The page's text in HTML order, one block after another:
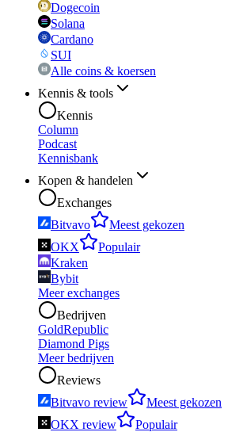
Dogecoin
Solana
Cardano
SUI
Alle coins & koersen
Kennis & tools
Kennis
Column
Podcast
Kennisbank
Kopen & handelen
Exchanges
Bitvavo
Meest gekozen
OKX
Populair
Kraken
Bybit
Meer exchanges
Bedrijven
GoldRepublic
Diamond Pigs
Meer bedrijven
Reviews
Bitvavo review
Meest gekozen
OKX review
Populair